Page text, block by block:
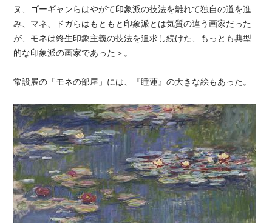
ヌ、ゴーギャンらはやがて印象派の技法を離れて独自の道を進
み、マネ、ドガらはもともと印象派とは気質の違う画家だった
が、モネは終生印象主義の技法を追求し続けた、もっとも典型
的な印象派の画家であった＞。
常設展の「モネの部屋」には、『睡蓮』の大きな絵もあった。